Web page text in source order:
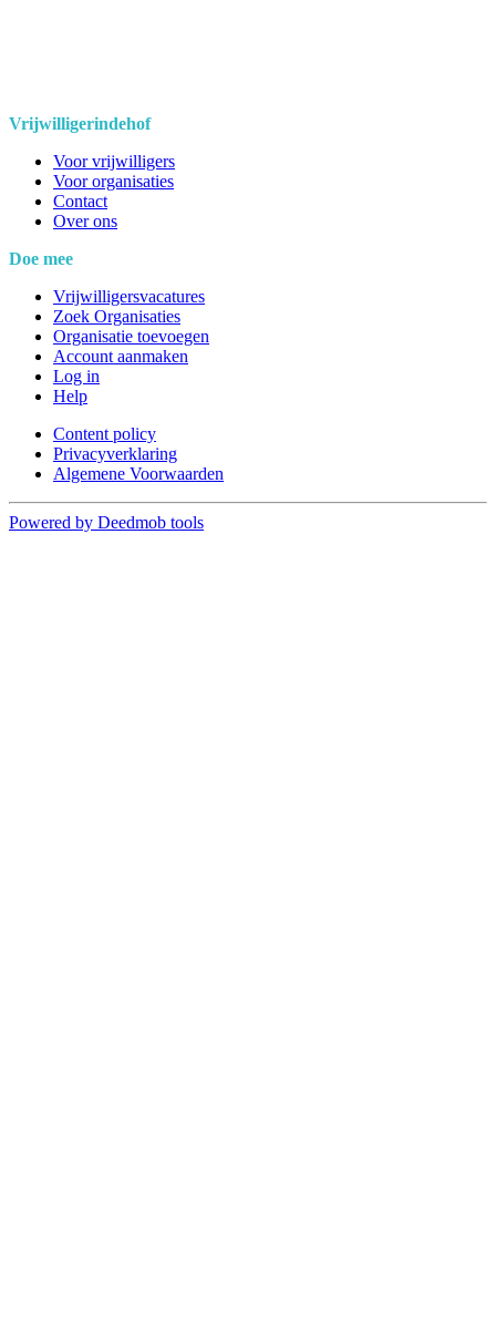
Vrijwilligerindehof
Voor vrijwilligers
Voor organisaties
Contact
Over ons
Doe mee
Vrijwilligersvacatures
Zoek Organisaties
Organisatie toevoegen
Account aanmaken
Log in
Help
Content policy
Privacyverklaring
Algemene Voorwaarden
Powered by Deedmob tools